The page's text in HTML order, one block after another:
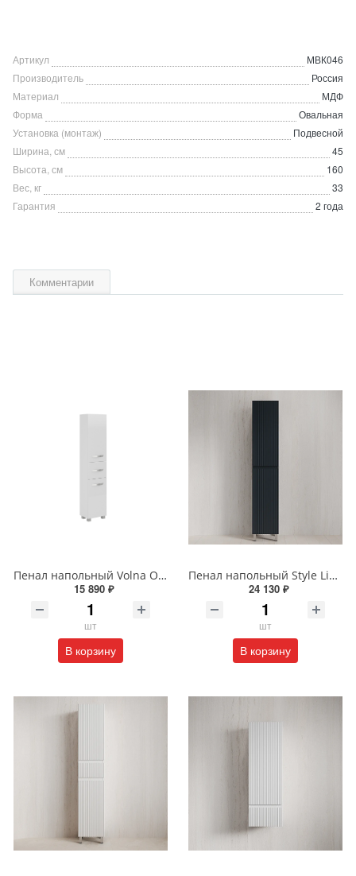
Артикул
МВК046
Производитель
Россия
Материал
МДФ
Форма
Овальная
Установка (монтаж)
Подвесной
Ширина, см
45
Высота, см
160
Вес, кг
33
Гарантия
2 года
Комментарии
Пенал напольный Volna Onda 40 tpONDA80.2Y-01 белый
15 890 ₽
шт
В корзину
Пенал напольный Style Line МАРОККО 36 см ЛС-00002512 графит
24 130 ₽
шт
В корзину